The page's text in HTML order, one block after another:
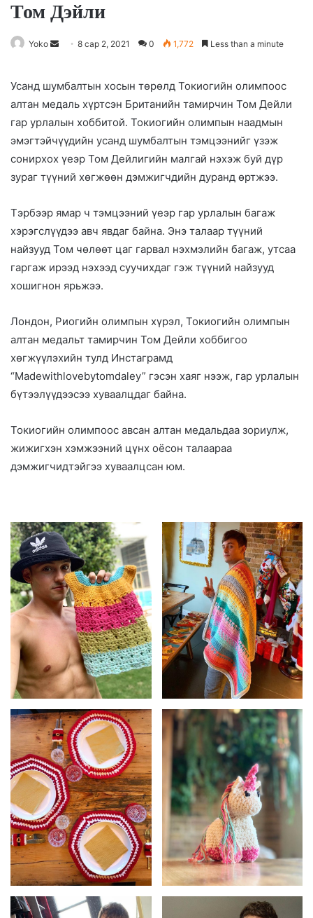
Том Дэйли
Yoko
a
n
e
m
a
l
8 сар 2, 2021 0 1,772 Less than a minute
Усанд шумбалтын хосын төрөлд Токиогийн олимпоос
алтан медаль хүртсэн Британийн тамирчин Том Дейли
гар урлалын хоббитой. Токиогийн олимпын наадмын
эмэгтэйчүүдийн усанд шумбалтын тэмцээнийг үзэж
сонирхох үеэр Том Дейлигийн малгай нэхэж буй дүр
зураг түүний хөгжөөн дэмжигчдийн дуранд өртжээ.
Тэрбээр ямар ч тэмцээний үеэр гар урлалын багаж
хэрэгслүүдээ авч явдаг байна. Энэ талаар түүний
найзууд Том чөлөөт цаг гарвал нэхмэлийн багаж, утсаа
гаргаж ирээд нэхээд суучихдаг гэж түүний найзууд
хошигнон ярьжээ.
Лондон, Риогийн олимпын хүрэл, Токиогийн олимпын
алтан медальт тамирчин Том Дейли хоббигоо
хөгжүүлэхийн тулд Инстаграмд
“Madewithlovebytomdaley” гэсэн хаяг нээж, гар урлалын
бүтээлүүдээсээ хуваалцдаг байна.
Токиогийн олимпоос авсан алтан медальдаа зориулж,
жижигхэн хэмжээний цүнх оёсон талаараа
дэмжигчидтэйгээ хуваалцсан юм.